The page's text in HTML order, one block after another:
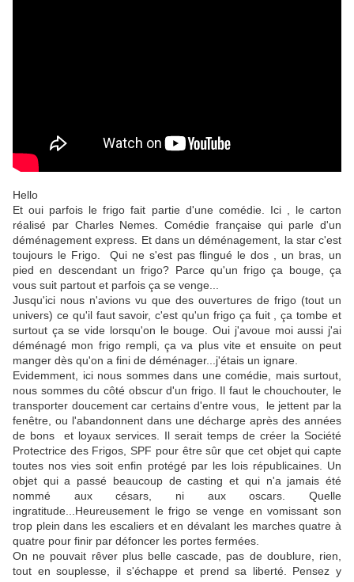
Hello
Et oui parfois le frigo fait partie d'une comédie. Ici , le carton
réalisé par Charles Nemes. Comédie française qui parle d'un
déménagement express. Et dans un déménagement, la star c'est
toujours le Frigo. Qui ne s'est pas flingué le dos , un bras, un
pied en descendant un frigo? Parce qu'un frigo ça bouge, ça
vous suit partout et parfois ça se venge...
Jusqu'ici nous n'avions vu que des ouvertures de frigo (tout un
univers) ce qu'il faut savoir, c'est qu'un frigo ça fuit , ça tombe et
surtout ça se vide lorsqu'on le bouge. Oui j'avoue moi aussi j'ai
déménagé mon frigo rempli, ça va plus vite et ensuite on peut
manger dès qu'on a fini de déménager...j'étais un ignare.
Evidemment, ici nous sommes dans une comédie, mais surtout,
nous sommes du côté obscur d'un frigo. Il faut le chouchouter, le
transporter doucement car certains d'entre vous, le jettent par la
fenêtre, ou l'abandonnent dans une décharge après des années
de bons et loyaux services. Il serait temps de créer la Société
Protectrice des Frigos, SPF pour être sûr que cet objet qui capte
toutes nos vies soit enfin protégé par les lois républicaines. Un
objet qui a passé beaucoup de casting et qui n'a jamais été
nommé aux césars, ni aux oscars. Quelle
ingratitude...Heureusement le frigo se venge en vomissant son
trop plein dans les escaliers et en dévalant les marches quatre à
quatre pour finir par défoncer les portes fermées.
On ne pouvait rêver plus belle cascade, pas de doublure, rien,
tout en souplesse, il s'échappe et prend sa liberté. Pensez y